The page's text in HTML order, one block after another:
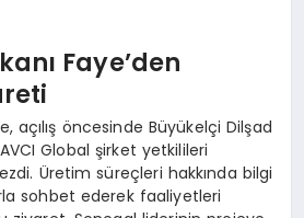
Faye’den
açılış öncesinde Büyükelçi Dilşad
Global şirket yetkilileri
Üretim süreçleri hakkında bilgi
sohbet ederek faaliyetleri